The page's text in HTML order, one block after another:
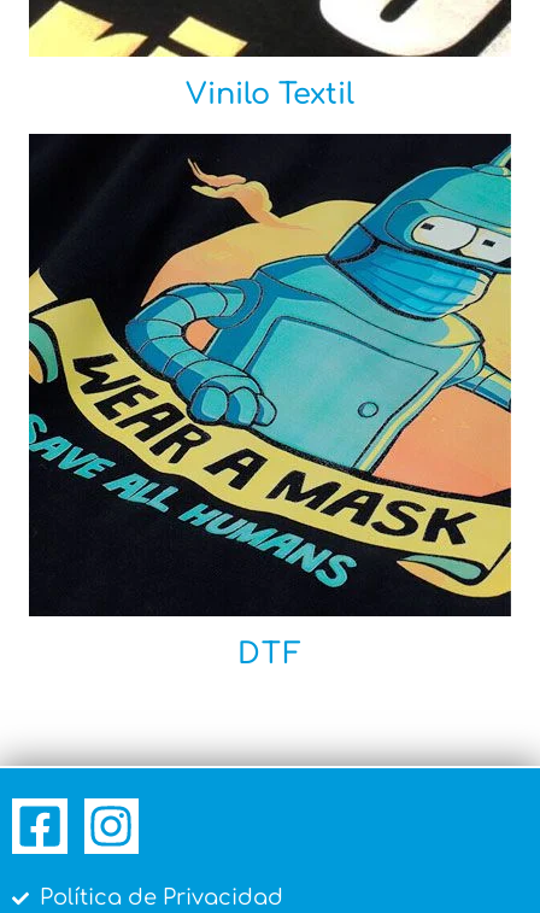
Vinilo Textil
DTF
Política de Privacidad